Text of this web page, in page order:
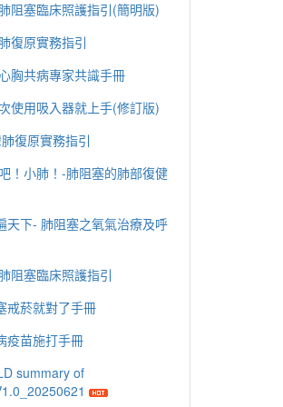
阻塞臨床照護指引(簡明版)
復原實務指引
胸共病專家共識手冊
使用吸入器就上手(修訂版)
復原實務指引
！小肺！-肺阻塞的肺部復健
天下- 肺阻塞之氧氣治療及呼
阻塞臨床照護指引
戒菸就對了手冊
疫苗施打手冊
summary of